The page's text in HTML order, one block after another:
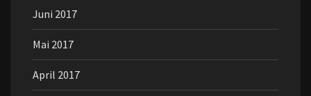
Juni 2017
Mai 2017
April 2017